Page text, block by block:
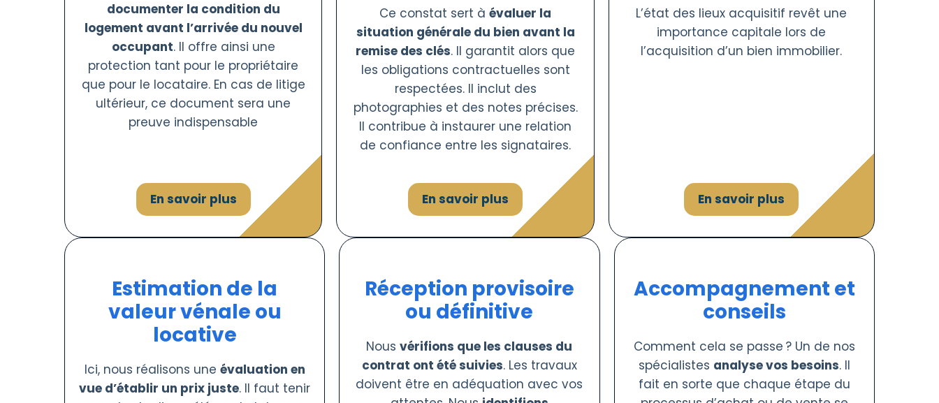
documenter la condition du
logement avant l’arrivée du nouvel
occupant. Il offre ainsi une
protection tant pour le propriétaire
que pour le locataire. En cas de litige
ultérieur, ce document sera une
preuve indispensable
En savoir plus
Ce constat sert àévaluer la
situation générale du bien avant la
remise des clés. Il garantit alors que
les obligations contractuelles sont
respectées. Il inclut des
photographies et des notes précises.
Il contribue à instaurer une relation
de confiance entre les signataires.
En savoir plus
L’état des lieux acquisitif revêt une
importance capitale lors de
l’acquisition d’un bien immobilier.
En savoir plus
Estimation de la
valeur vénale ou
locative
Ici, nous réalisons une évaluation en
vue d’établir un prix juste. Il faut tenir
Réception provisoire
ou définitive
Nousvérifions que les clauses du
contrat ont été suivies. Les travaux
doivent être en adéquation avec vos
Accompagnement et
conseils
Comment cela se passe ? Un de nos
spécialistes analyse vos besoins. Il
fait en sorte que chaque étape du